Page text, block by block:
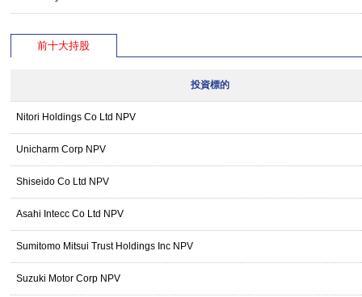
前十大持股
投資標的
Nitori Holdings Co Ltd NPV
Unicharm Corp NPV
Shiseido Co Ltd NPV
Asahi Intecc Co Ltd NPV
Sumitomo Mitsui Trust Holdings Inc NPV
Suzuki Motor Corp NPV